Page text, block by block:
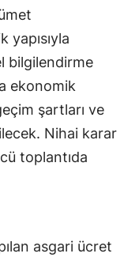
yapısıyla
bilgilendirme
ekonomik
şartları ve
Nihai karar
toplantıda
asgari ücret